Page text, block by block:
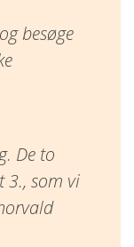
besøge
De to
3., som vi